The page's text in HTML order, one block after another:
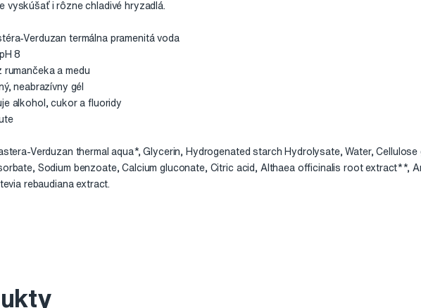
vyskúšať i rôzne chladivé hryzadlá.
Verduzan termálna pramenitá voda
8
a medu
neabrazívny gél
alkohol, cukor a fluoridy
Verduzan thermal aqua*, Glycerin, Hydrogenated starch Hydrolysate, Water,
Sodium benzoate, Calcium gluconate, Citric acid, Althaea officinalis root extract**,
rebaudiana extract.